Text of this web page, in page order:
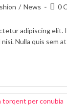
/ News 0
adipiscing elit.
Nulla quis sem